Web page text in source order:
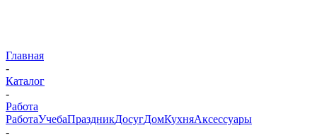
Главная
-
Каталог
-
Работа
РаботаУчебаПраздникДосугДомКухняАксессуары
-